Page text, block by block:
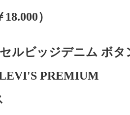
）
ルビッジデニム ボタ
PREMIUM